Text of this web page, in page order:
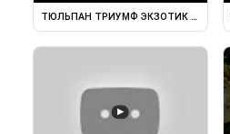
ТЮЛЬПАН ТРИУМФ ЭКЗОТИК САН
▶